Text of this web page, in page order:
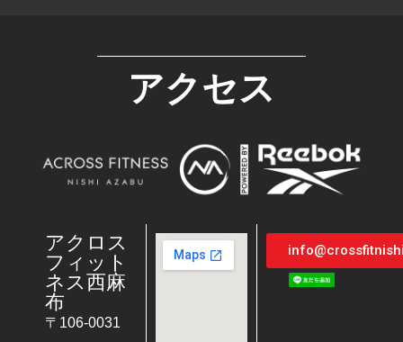
アクセス
アクロス
フィット
ネス西麻
布
〒106-0031